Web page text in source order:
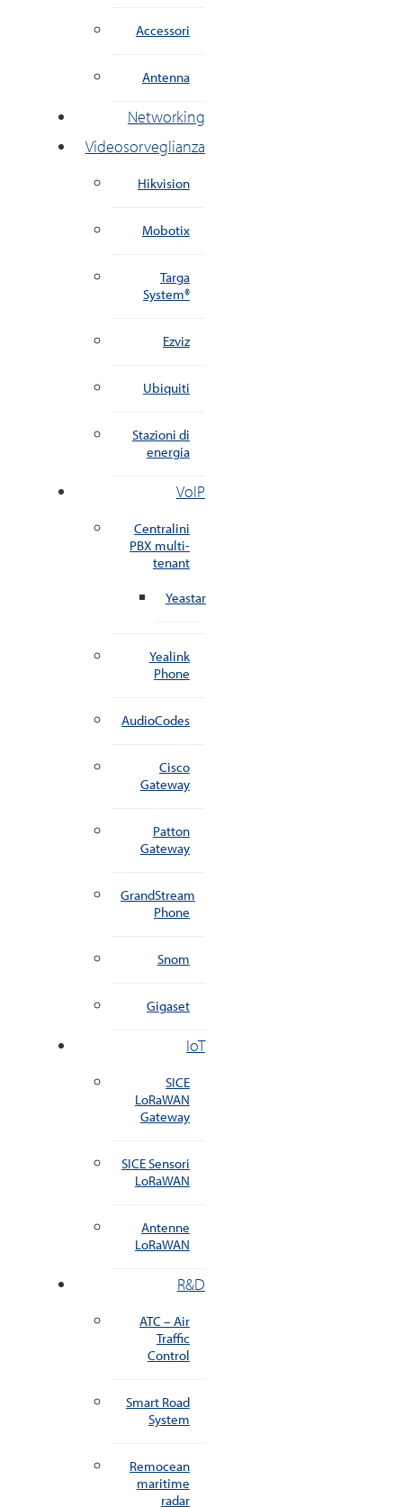
Accessori
Antenna
Networking
Videosorveglianza
Hikvision
Mobotix
Targa
System®
Ezviz
Ubiquiti
Stazioni di
energia
VoIP
Centralini
PBX multi-
tenant
Yeastar
Yealink
Phone
AudioCodes
Cisco
Gateway
Patton
Gateway
GrandStream
Phone
Snom
Gigaset
IoT
SICE
LoRaWAN
Gateway
SICE Sensori
LoRaWAN
Antenne
LoRaWAN
R&D
ATC – Air
Traffic
Control
Smart Road
System
Remocean
maritime
radar